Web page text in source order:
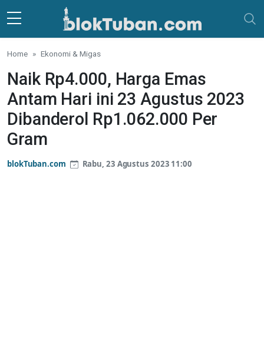
Skip to main content
Home Ekonomi & Migas
Naik Rp4.000, Harga Emas
Antam Hari ini 23 Agustus 2023
Dibanderol Rp1.062.000 Per
Gram
blokTuban.com Rabu, 23 Agustus 2023 11:00